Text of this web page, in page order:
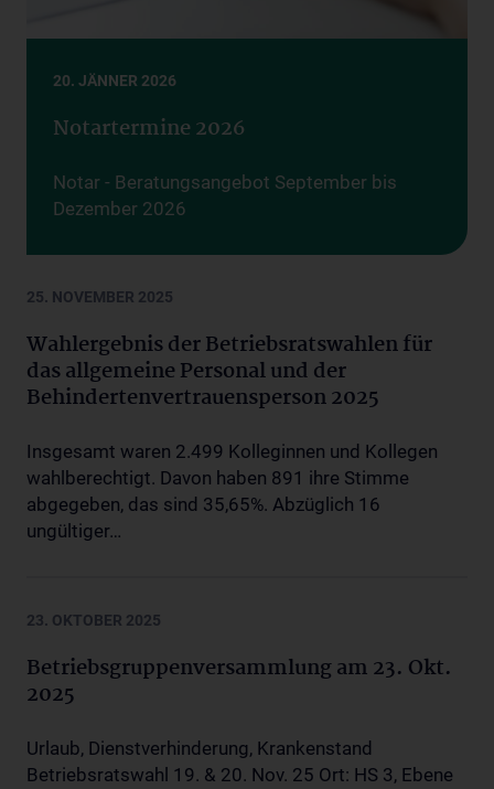
20. JÄNNER 2026
Notartermine 2026
Notar - Beratungsangebot September bis
Dezember 2026
25. NOVEMBER 2025
Wahlergebnis der Betriebsratswahlen für
das allgemeine Personal und der
Behindertenvertrauensperson 2025
Insgesamt waren 2.499 Kolleginnen und Kollegen
wahlberechtigt. Davon haben 891 ihre Stimme
abgegeben, das sind 35,65%. Abzüglich 16
ungültiger…
23. OKTOBER 2025
Betriebsgruppenversammlung am 23. Okt.
2025
Urlaub, Dienstverhinderung, Krankenstand
Betriebsratswahl 19. & 20. Nov. 25 Ort: HS 3, Ebene